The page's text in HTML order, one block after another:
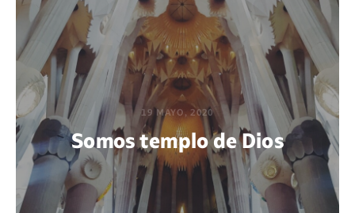
19 MAYO, 2020
Somos templo de Dios
POR MAFALDA CIRENEI